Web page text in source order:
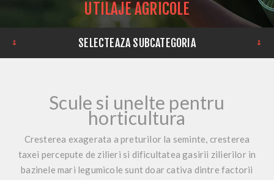
UTILAJE AGRICOLE
SELECTEAZA SUBCATEGORIA
Scule si unelte pentru
horticultura
Cresterea exagerata a preturilor la seminte, cresterea
taxei percepute de zilieri si dificultatea gasirii zilierilor in
bazinele mari legumicole sunt doar cativa dintre factorii